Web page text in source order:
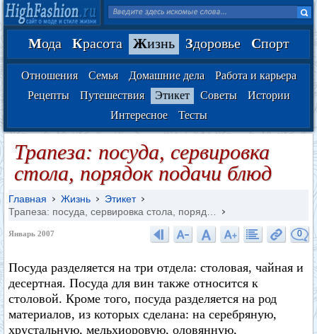
Мода Красота Жизнь Здоровье Спорт
Отношения Семья Домашние дела
Работа и карьера
Рецепты
Путешествия Этикет Советы
Истории
Интересное
Тесты
Трапеза: посуда, сервировка
стола, порядок подачи блюд
Главная Жизнь
Этикет
Трапеза: посуда, сервировка стола, поряд…
Январь 2007 0
Посуда разделяется на три отдела: столовая, чайная и
десертная. Посуда для вин также относится к
столовой. Кроме того, посуда разделяется на род
материалов, из которых сделана: на серебряную,
хрустальную, мельхиоровую, оловянную,